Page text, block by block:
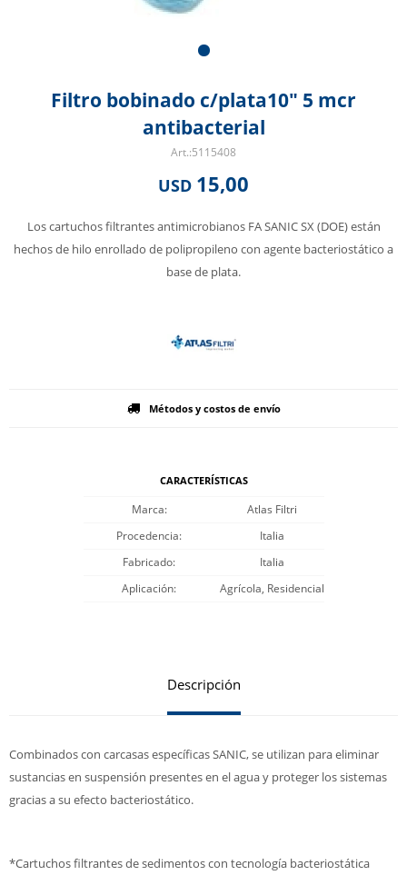
Filtro bobinado c/plata10" 5 mcr
antibacterial
5115408
USD 15,00
Los cartuchos filtrantes antimicrobianos FA SANIC SX (DOE) están
hechos de hilo enrollado de polipropileno con agente bacteriostático a
base de plata.
Métodos y costos de envío
CARACTERÍSTICAS
Marca
Atlas Filtri
Procedencia
Italia
Fabricado
Italia
Aplicación
Agrícola, Residencial
Descripción
Combinados con carcasas específicas SANIC, se utilizan para eliminar
sustancias en suspensión presentes en el agua y proteger los sistemas
gracias a su efecto bacteriostático.
*Cartuchos filtrantes de sedimentos con tecnología bacteriostática